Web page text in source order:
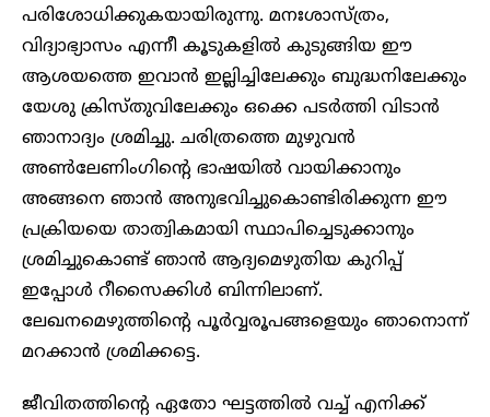
പരിശോധിക്കുകയായിരുന്നു. മനഃശാസ്ത്രം,
വിദ്യാഭ്യാസം എന്നീ കൂടുകളിൽ കുടുങ്ങിയ ഈ
ആശയത്തെ ഇവാൻ ഇല്ലിച്ചിലേക്കും ബുദ്ധനിലേക്കും
യേശു ക്രിസ്തുവിലേക്കും ഒക്കെ പടർത്തി വിടാൻ
ഞാനാദ്യം ശ്രമിച്ചു. ചരിത്രത്തെ മുഴുവൻ
അൺലേണിംഗിന്റെ ഭാഷയിൽ വായിക്കാനും
അങ്ങനെ ഞാൻ അനുഭവിച്ചുകൊണ്ടിരിക്കുന്ന ഈ
പ്രക്രിയയെ താത്വികമായി സ്ഥാപിച്ചെടുക്കാനും
ശ്രമിച്ചുകൊണ്ട് ഞാൻ ആദ്യമെഴുതിയ കുറിപ്പ്
ഇപ്പോൾ റീസൈക്കിൾ ബിന്നിലാണ്.
ലേഖനമെഴുത്തിന്റെ പൂർവ്വരൂപങ്ങളെയും ഞാനൊന്ന്
മറക്കാൻ ശ്രമിക്കട്ടെ.
ജീവിതത്തിന്റെ ഏതോ ഘട്ടത്തിൽ വച്ച് എനിക്ക്